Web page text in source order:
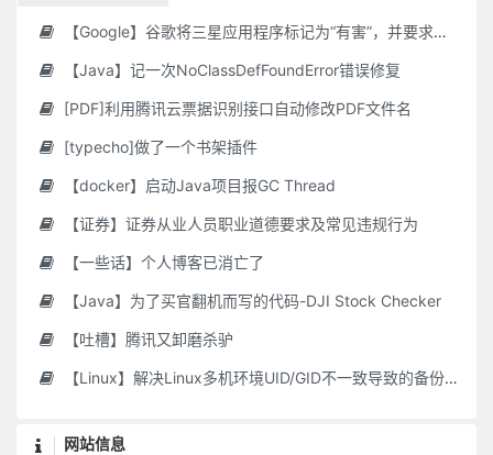
【Google】谷歌将三星应用程序标记为“有害”，并要求用户删除它们
【Java】记一次NoClassDefFoundError错误修复
[PDF]利用腾讯云票据识别接口自动修改PDF文件名
[typecho]做了一个书架插件
【docker】启动Java项目报GC Thread
【证券】证券从业人员职业道德要求及常见违规行为
【一些话】个人博客已消亡了
【Java】为了买官翻机而写的代码-DJI Stock Checker
【吐槽】腾讯又卸磨杀驴
【Linux】解决Linux多机环境UID/GID不一致导致的备份权限问题
网站信息